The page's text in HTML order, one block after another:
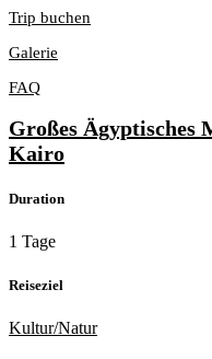
Trip buchen
Galerie
FAQ
Großes Ägyptisches
Kairo
Duration
1 Tage
Reiseziel
Kultur/Natur